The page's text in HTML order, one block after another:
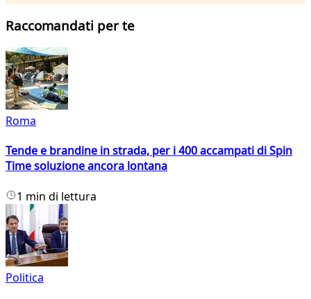
Raccomandati per te
Roma
Tende e brandine in strada, per i 400 accampati di Spin
Time soluzione ancora lontana
1 min di lettura
Politica